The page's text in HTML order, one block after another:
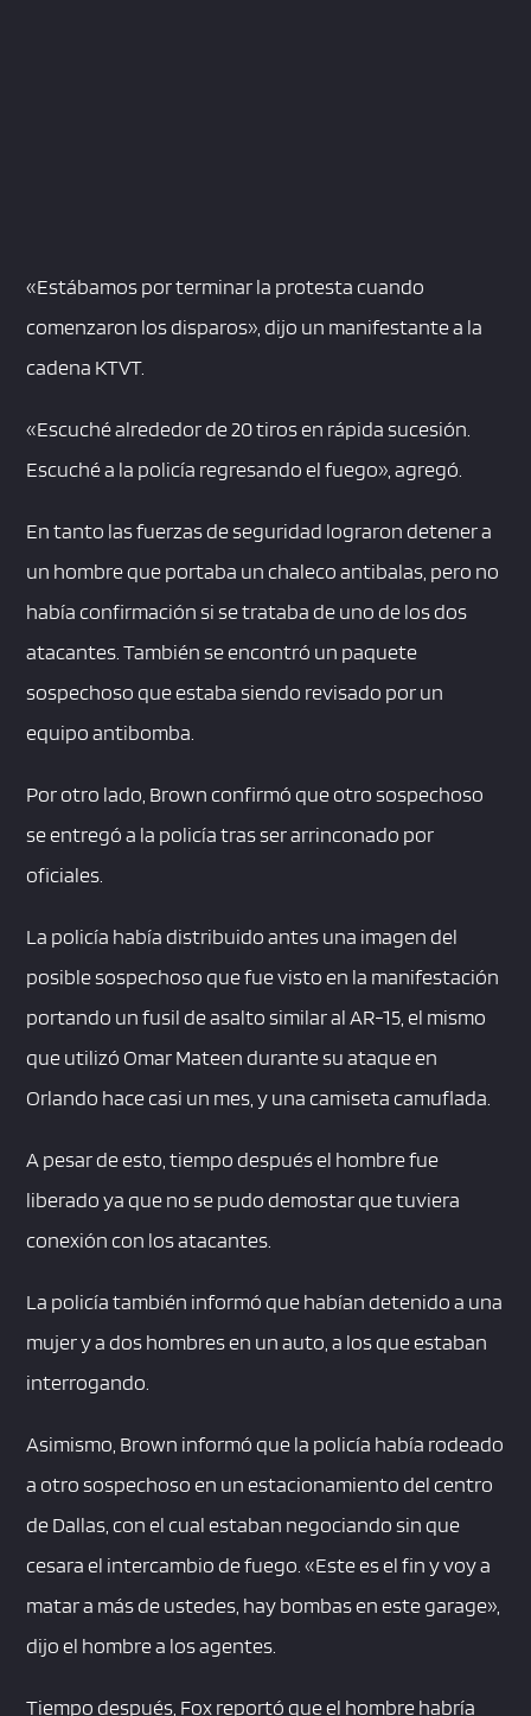
«Estábamos por terminar la protesta cuando
comenzaron los disparos», dijo un manifestante a la
cadena KTVT.
«Escuché alrededor de 20 tiros en rápida sucesión.
Escuché a la policía regresando el fuego», agregó.
En tanto las fuerzas de seguridad lograron detener a
un hombre que portaba un chaleco antibalas, pero no
había confirmación si se trataba de uno de los dos
atacantes. También se encontró un paquete
sospechoso que estaba siendo revisado por un
equipo antibomba.
Por otro lado, Brown confirmó que otro sospechoso
se entregó a la policía tras ser arrinconado por
oficiales.
La policía había distribuido antes una imagen del
posible sospechoso que fue visto en la manifestación
portando un fusil de asalto similar al AR-15, el mismo
que utilizó Omar Mateen durante su ataque en
Orlando hace casi un mes, y una camiseta camuflada.
A pesar de esto, tiempo después el hombre fue
liberado ya que no se pudo demostar que tuviera
conexión con los atacantes.
La policía también informó que habían detenido a una
mujer y a dos hombres en un auto, a los que estaban
interrogando.
Asimismo, Brown informó que la policía había rodeado
a otro sospechoso en un estacionamiento del centro
de Dallas, con el cual estaban negociando sin que
cesara el intercambio de fuego. «Este es el fin y voy a
matar a más de ustedes, hay bombas en este garage»,
dijo el hombre a los agentes.
Tiempo después, Fox reportó que el hombre habría